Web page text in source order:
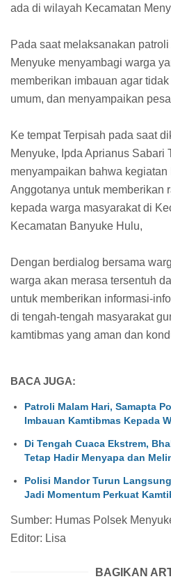
ada di wilayah Kecamatan
Pada saat melaksanakan
Menyuke menyambagi warga
memberikan imbauan agar
umum, dan menyampaikan
Ke tempat Terpisah pada saat
Menyuke, Ipda Aprianus Sabari
menyampaikan bahwa
Anggotanya untuk memberikan
kepada warga masyarakat di
Kecamatan Banyuke Hulu,
Dengan berdialog bersama
warga akan merasa tersentuh
untuk memberikan informasi-
di tengah-tengah masyarakat
kamtibmas yang aman dan
BACA JUGA:
Patroli Malam Hari, Samapta
Imbauan Kamtibmas Kepada
Di Tengah Cuaca Ekstrem,
Tetap Hadir Menyapa dan
Polisi Mandor Turun
Jadi Momentum Perkuat
Sumber: Humas Polsek
Editor: Lisa
BAGIKAN